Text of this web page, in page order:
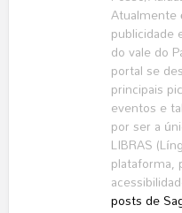
Atualmente
publicidade
do vale do
portal se
principais
eventos e
por ser a
LIBRAS
plataforma,
posts de